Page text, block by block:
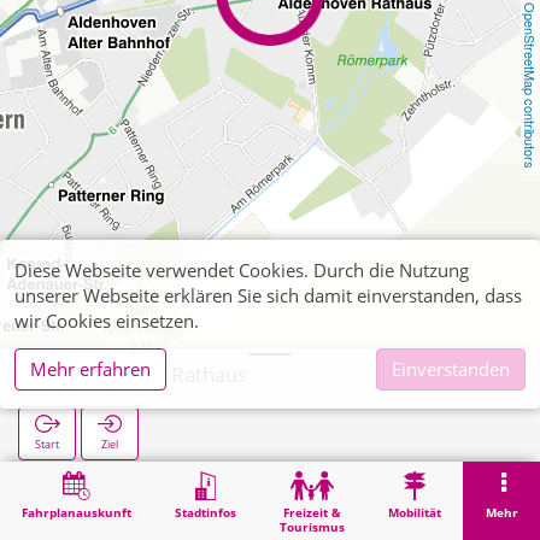
OpenStreetMap contributors
Fahrplanauskunft Stadtinfos
Freizeit &
Tourismus
Mobilität Mehr
Aldenhoven Rathaus
Start Ziel
Suche Aldenhoven Rathaus
Diese Webseite verwendet Cookies. Durch die Nutzung
unserer Webseite erklären Sie sich damit einverstanden, dass
wir Cookies einsetzen.
Mehr erfahren
Einverstanden